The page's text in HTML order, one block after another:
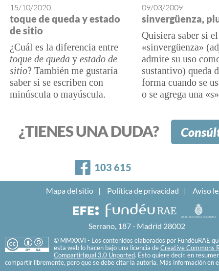
15/10/2020
toque de queda y estado
de sitio
¿Cuál es la diferencia entre
toque de queda y estado de
sitio? También me gustaría
saber si se escriben con
minúscula o mayúscula.
09/03/2009
sinvergüenza,
Quisiera saber si
«sinvergüenza»
admite su uso
sustantivo) queda
forma cuando se
o se agrega una
¿TIENES UNA DUDA?
Facebook
103 615
Mapa del sitio Política de privacidad Aviso
Serrano, 187 - Madrid 28002
© MMXXVI - Los contenidos elaborados por FundéuRAE
esta web lo hacen bajo una licencia de Creative Commons
CompartirIgual 3.0 Unported. Esto quiere decir, en
compartir libremente, pero que se debe citar la autoría. Más información en